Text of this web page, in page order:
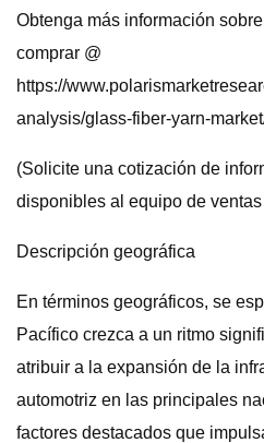
Obtenga más información
comprar @
https://
analysis/glass-fiber-yarn-
(Solicite una cotización de
disponibles al equipo de
Descripción geográfica
En términos geográficos, se
Pacífico crezca a un ritmo
atribuir a la expansión de la
automotriz en las principales
factores destacados que